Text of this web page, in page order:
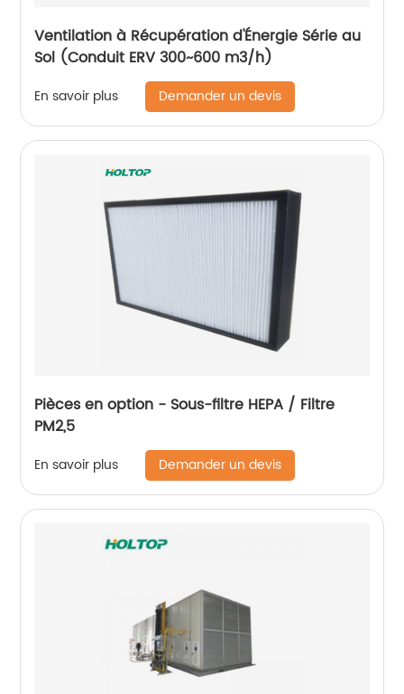
Ventilation à Récupération d'Énergie Série au
Sol (Conduit ERV 300~600 m3/h)
En savoir plus Demander un devis
Pièces en option - Sous-filtre HEPA / Filtre
PM2,5
En savoir plus Demander un devis